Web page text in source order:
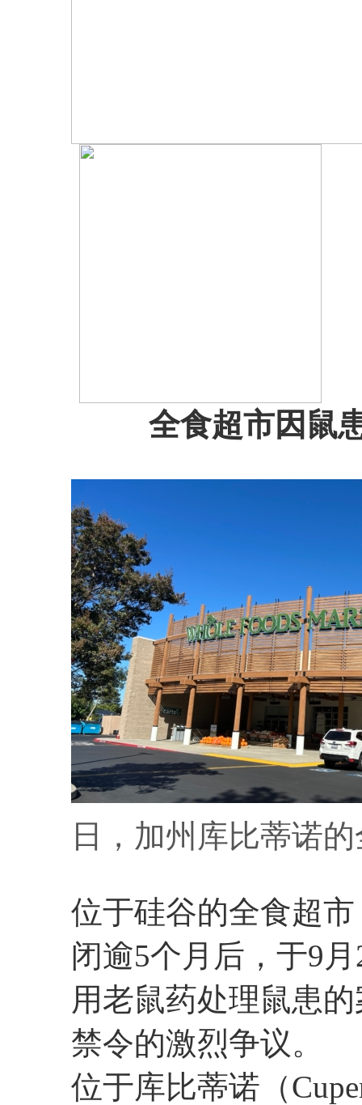
全食超市因鼠
日，加州库比蒂诺
位于硅谷的全食超
闭逾5个月后，于9
用老鼠药处理鼠患
禁令的激烈争议。
位于库比蒂诺（